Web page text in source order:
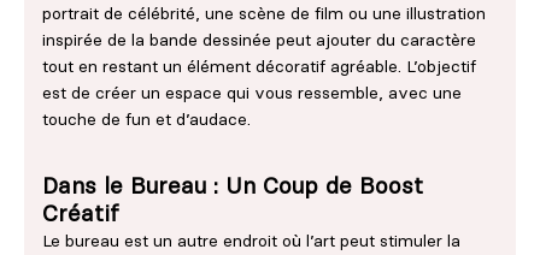
portrait de célébrité, une scène de film ou une illustration
inspirée de la bande dessinée peut ajouter du caractère
tout en restant un élément décoratif agréable. L’objectif
est de créer un espace qui vous ressemble, avec une
touche de fun et d’audace.
Dans le Bureau : Un Coup de Boost
Créatif
Le bureau est un autre endroit où l’art peut stimuler la